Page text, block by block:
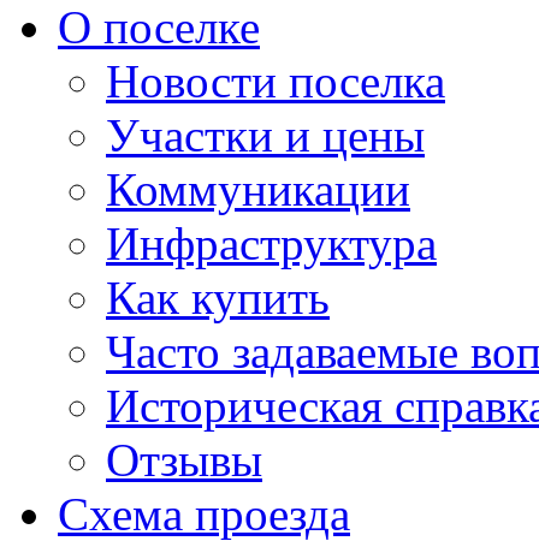
О поселке
Новости поселка
Участки и цены
Коммуникации
Инфраструктура
Как купить
Часто задаваемые
Историческая
Отзывы
Схема проезда